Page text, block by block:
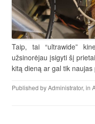
Taip, tai “ultrawide”
užsinorėjau įsigyti šį
kitą dieną ar gal tik naujas
Published byAdministrator, in